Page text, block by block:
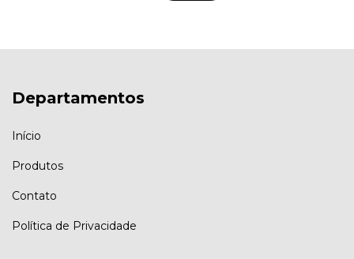
Departamentos
Início
Produtos
Contato
Política de Privacidade